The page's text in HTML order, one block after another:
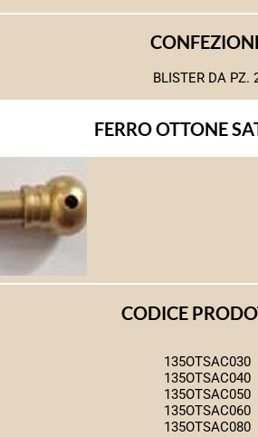
BLISTER DA PZ.
FERRO OTTONE
CODICE
135OTSAC030
135OTSAC040
135OTSAC050
135OTSAC060
135OTSAC080